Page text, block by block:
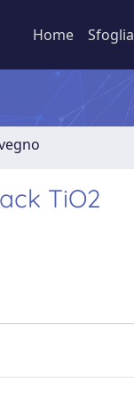
Home Sfoglia
TiO2